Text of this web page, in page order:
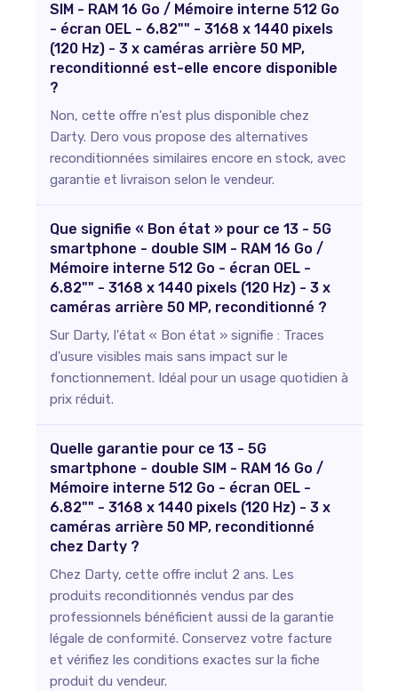
SIM - RAM 16 Go / Mémoire interne 512 Go
- écran OEL - 6.82"" - 3168 x 1440 pixels
(120 Hz) - 3 x caméras arrière 50 MP,
reconditionné est-elle encore disponible
?
Non, cette offre n'est plus disponible chez
Darty. Dero vous propose des alternatives
reconditionnées similaires encore en stock, avec
garantie et livraison selon le vendeur.
Que signifie « Bon état » pour ce 13 - 5G
smartphone - double SIM - RAM 16 Go /
Mémoire interne 512 Go - écran OEL -
6.82"" - 3168 x 1440 pixels (120 Hz) - 3 x
caméras arrière 50 MP, reconditionné ?
Sur Darty, l'état « Bon état » signifie : Traces
d'usure visibles mais sans impact sur le
fonctionnement. Idéal pour un usage quotidien à
prix réduit.
Quelle garantie pour ce 13 - 5G
smartphone - double SIM - RAM 16 Go /
Mémoire interne 512 Go - écran OEL -
6.82"" - 3168 x 1440 pixels (120 Hz) - 3 x
caméras arrière 50 MP, reconditionné
chez Darty ?
Chez Darty, cette offre inclut 2 ans. Les
produits reconditionnés vendus par des
professionnels bénéficient aussi de la garantie
légale de conformité. Conservez votre facture
et vérifiez les conditions exactes sur la fiche
produit du vendeur.